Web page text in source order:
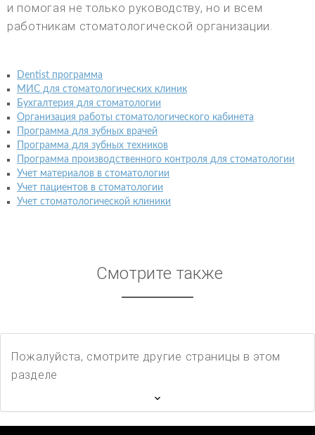
и помогая не только руководству, но и всем
работникам стоматологической организации.
Dentist программа
МИС для стоматологических клиник
Бухгалтерия для стоматологии
Организация работы стоматологического кабинета
Программа для зубных врачей
Программа для зубных техников
Программа производственного контроля для стоматологии
Учет материалов в стоматологии
Учет пациентов в стоматологии
Учет стоматологической клиники
Смотрите также
Пожалуйста, смотрите другие страницы в этом
разделе